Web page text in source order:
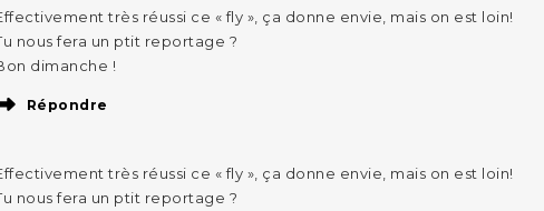
très réussi ce « fly », ça donne envie, mais on est loin!
nous fera un ptit reportage ?
dimanche !
Répondre
très réussi ce « fly », ça donne envie, mais on est loin!
nous fera un ptit reportage ?